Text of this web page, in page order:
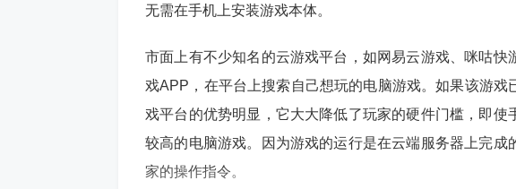
无需在手机上安装游戏本体。
市面上有不少知名的云游戏平台，如网易云游戏、咪咕
戏APP，在平台上搜索自己想玩的电脑游戏。如果该游
戏平台的优势明显，它大大降低了玩家的硬件门槛，即
较高的电脑游戏。因为游戏的运行是在云端服务器上完
家的操作指令。